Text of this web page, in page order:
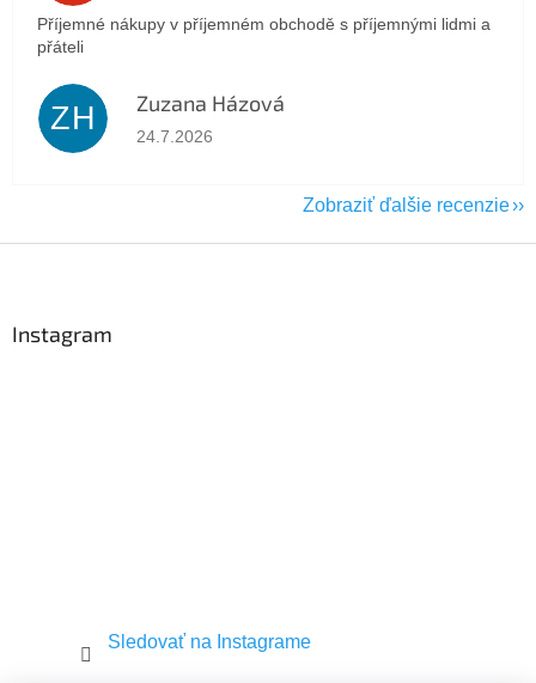
Příjemné nákupy v příjemném obchodě s příjemnými lidmi a
přáteli
ZH Zuzana Házová
Hodnotenie obchodu je 5 z 5 hviezdičiek.
24.7.2026
Zobraziť ďalšie recenzie
Instagram
Sledovať na Instagrame